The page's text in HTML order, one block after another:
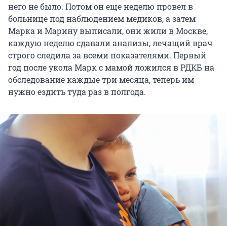
него не было. Потом он еще неделю провел в
больнице под наблюдением медиков, а затем
Марка и Марину выписали, они жили в Москве,
каждую неделю сдавали анализы, лечащий врач
строго следила за всеми показателями. Первый
год после укола Марк с мамой ложился в РДКБ на
обследование каждые три месяца, теперь им
нужно ездить туда раз в полгода.